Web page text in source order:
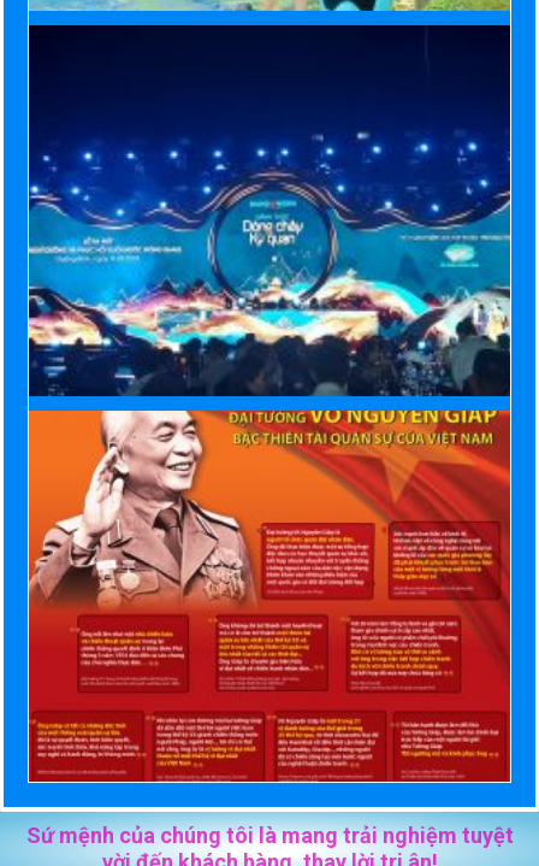
Sứ mệnh của chúng tôi là mang trải nghiệm tuyệt